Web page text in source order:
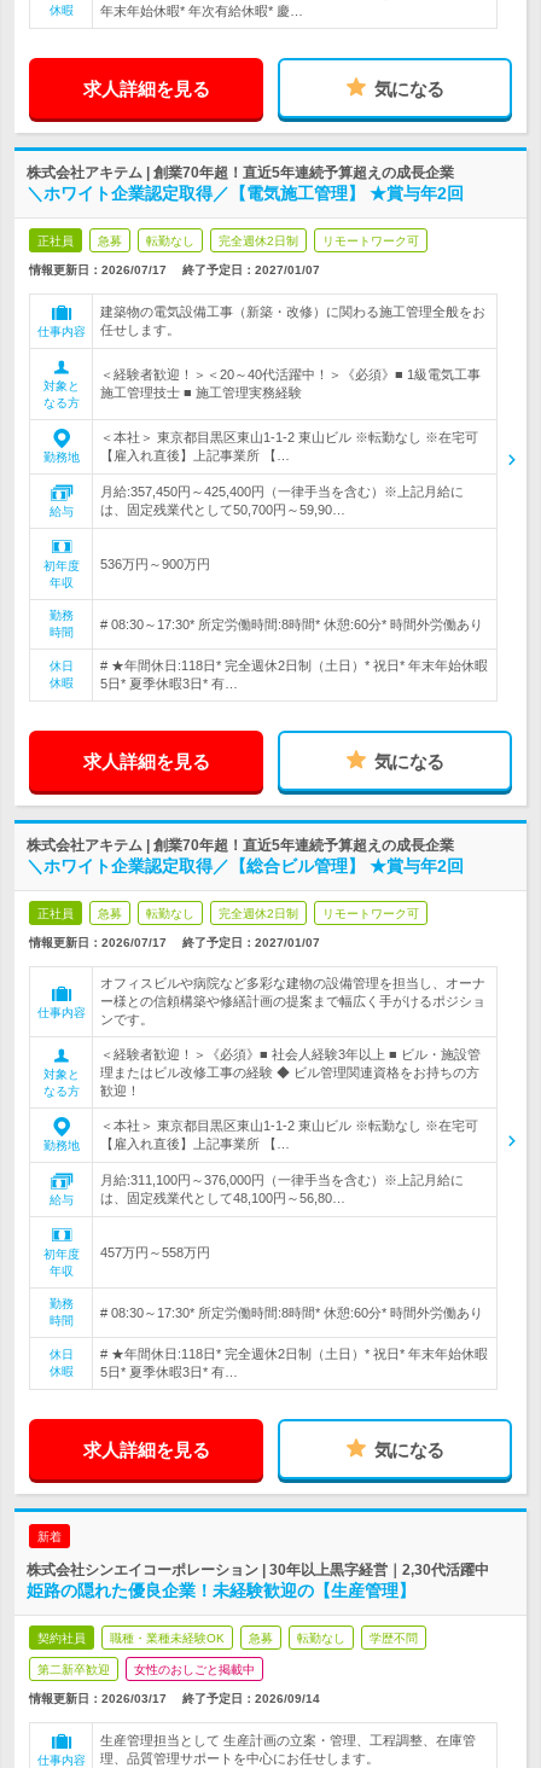
休暇
年末年始休暇* 年次有給休暇* 慶…
求人詳細を見る 気になる
株式会社アキテム | 創業70年超！直近5年連続予算超えの成長企業
＼ホワイト企業認定取得／【電気施工管理】 ★賞与年2回
正社員 急募 転勤なし 完全週休2日制 リモートワーク可
情報更新日：2026/07/17 終了予定日： 2027/01/07
仕事内容
建築物の電気設備工事（新築・改修）に関わる施工管理全般をお
任せします。
対象と
なる方
＜経験者歓迎！＞＜20～40代活躍中！＞《必須》■ 1級電気工事
施工管理技士 ■ 施工管理実務経験
勤務地
＜本社＞ 東京都目黒区東山1-1-2 東山ビル ※転勤なし ※在宅可
【雇入れ直後】上記事業所 【…
給与
月給:357,450円～425,400円（一律手当を含む）※上記月給に
は、固定残業代として50,700円～59,90…
初年度
年収
536万円～900万円
勤務
時間
# 08:30～17:30* 所定労働時間:8時間* 休憩:60分* 時間外労働あり
休日
休暇
# ★年間休日:118日* 完全週休2日制（土日）* 祝日* 年末年始休暇
5日* 夏季休暇3日* 有…
求人詳細を見る 気になる
株式会社アキテム | 創業70年超！直近5年連続予算超えの成長企業
＼ホワイト企業認定取得／【総合ビル管理】 ★賞与年2回
正社員 急募 転勤なし 完全週休2日制 リモートワーク可
情報更新日：2026/07/17 終了予定日： 2027/01/07
仕事内容
オフィスビルや病院など多彩な建物の設備管理を担当し、オーナ
ー様との信頼構築や修繕計画の提案まで幅広く手がけるポジショ
ンです。
対象と
なる方
＜経験者歓迎！＞《必須》■ 社会人経験3年以上 ■ ビル・施設管
理またはビル改修工事の経験 ◆ ビル管理関連資格をお持ちの方
歓迎！
勤務地
＜本社＞ 東京都目黒区東山1-1-2 東山ビル ※転勤なし ※在宅可
【雇入れ直後】上記事業所 【…
給与
月給:311,100円～376,000円（一律手当を含む）※上記月給に
は、固定残業代として48,100円～56,80…
初年度
年収
457万円～558万円
勤務
時間
# 08:30～17:30* 所定労働時間:8時間* 休憩:60分* 時間外労働あり
休日
休暇
# ★年間休日:118日* 完全週休2日制（土日）* 祝日* 年末年始休暇
5日* 夏季休暇3日* 有…
求人詳細を見る 気になる
新着
株式会社シンエイコーポレーション | 30年以上黒字経営｜2,30代活躍中
姫路の隠れた優良企業！未経験歓迎の【生産管理】
契約社員 職種・業種未経験OK 急募 転勤なし 学歴不問
第二新卒歓迎 女性のおしごと掲載中
情報更新日：2026/03/17 終了予定日： 2026/09/14
仕事内容
生産管理担当として 生産計画の立案・管理、工程調整、在庫管
理、品質管理サポートを中心にお任せします。